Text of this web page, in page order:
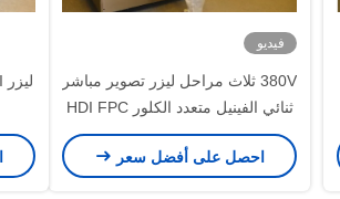
فيديو
380V ثلاث مراحل ليزر تصوير مباشر
ثنائي الفينيل متعدد الكلور HDI FPC
احصل على أفضل سعر